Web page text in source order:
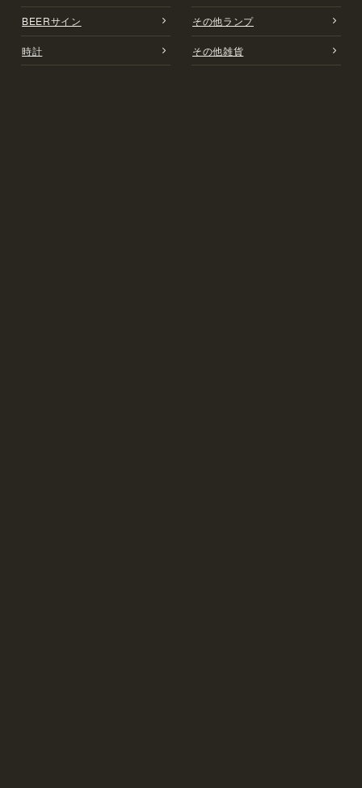
BEERサイン
時計
その他ランプ
その他雑貨